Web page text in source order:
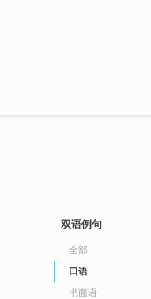
双语例句
全部
口语
书面语